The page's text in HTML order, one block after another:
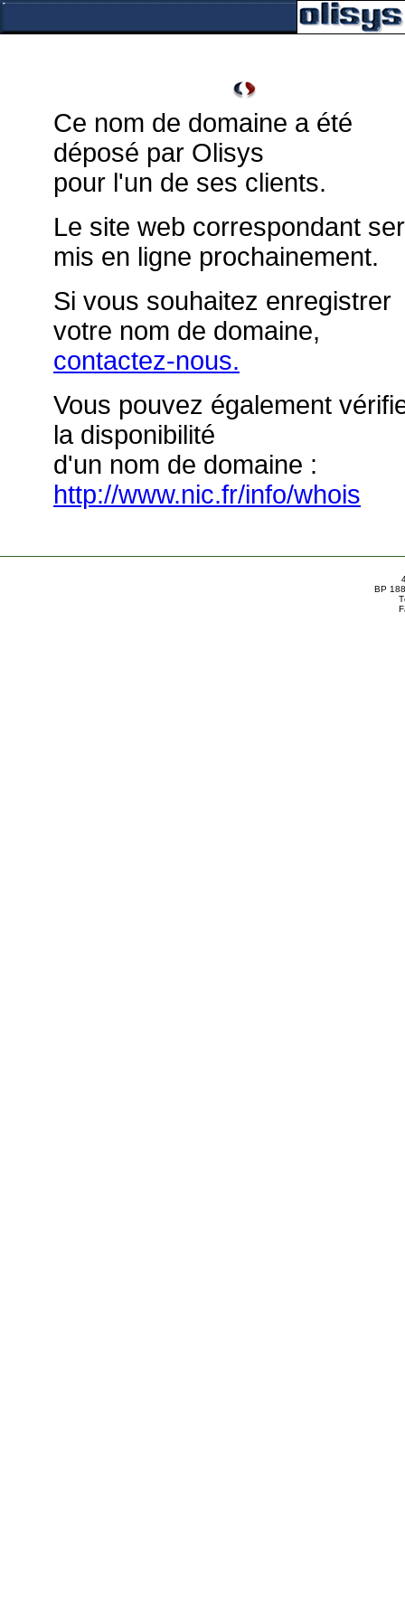
Ce nom de domaine a été
déposé par Olisys
pour l'un de ses clients.
Le site web correspondant
mis en ligne prochainement.
Si vous souhaitez enregistrer
votre nom de domaine,
contactez-nous.
Vous pouvez également
la disponibilité
d'un nom de domaine :
http://www.nic.fr/info/whois
BP